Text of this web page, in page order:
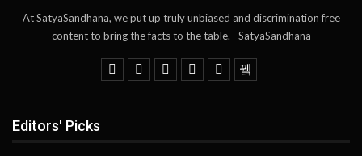
At SatyaSandhana, we put up truly unbiased and discrimination free
content to bring the facts to the table. –SatyaSandhana
Editors' Picks